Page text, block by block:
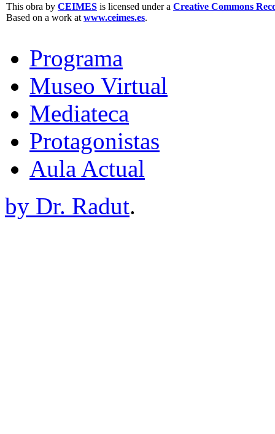
This obra by CEIMES is licensed under a Creative Commons
Based on a work at www.ceimes.es.
Programa
Museo Virtual
Mediateca
Protagonistas
Aula Actual
by Dr. Radut.